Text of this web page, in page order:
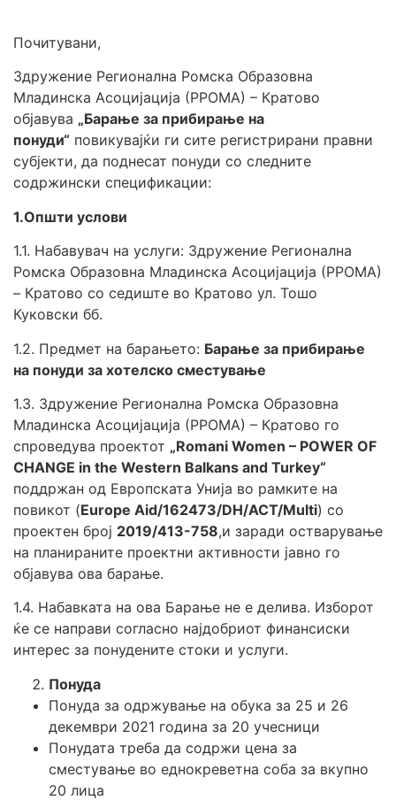
Почитувани,
Здружение Регионална Ромска Образовна
Младинска Асоцијација (РРОМА) – Кратово
објавува „Барање за прибирање на
понуди“ повикувајќи ги сите регистрирани правни
субјекти, да поднесат понуди со следните
содржински спецификации:
1.Општи услови
1.1. Набавувач на услуги: Здружение Регионална
Ромска Образовна Младинска Асоцијација (РРОМА)
– Кратово со седиште во Кратово ул. Тошо
Куковски бб.
1.2. Предмет на барањето: Барање за прибирање
на понуди за хотелско сместување
1.З. Здружение Регионална Ромска Образовна
Младинска Асоцијација (РРОМА) – Кратово го
спроведува проектот „Romani Women – POWER OF
CHANGE in the Western Balkans and Turkey“
поддржан од Европската Унија во рамките на
повикот (Europe Aid/162473/DH/ACT/Multi) со
проектен број 2019/413-758,и заради остварување
на планираните проектни активности јавно го
објавува ова барање.
1.4. Набавката на ова Барање не е делива. Изборот
ќе се направи согласно најдобриот финансиски
интерес за понудените стоки и услуги.
Понуда
Понуда за одржување на обука за 25 и 26
декември 2021 година за 20 учесници
Понудата треба да содржи цена за
сместување во еднокреветна соба за вкупно
20 лица